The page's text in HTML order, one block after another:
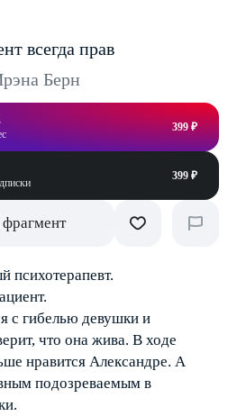
всегда прав
Берн
399 ₽
399 ₽
психотерапевт.
с гибелью девушки и
что она жива. В ходе
нравится Александре. А
подозреваемым в